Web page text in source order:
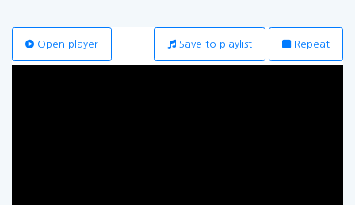
Open player Save to playlist Repeat